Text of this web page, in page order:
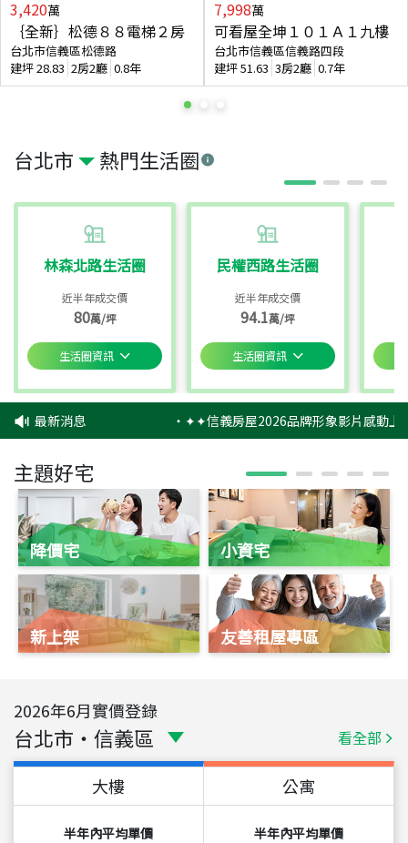
台北市 熱門生活圈
林森北路生活圈
近半年成交價
80萬/坪
生活圈資訊
民權西路生活圈
近半年成交價
94.1萬/坪
生活圈資訊
3,420萬
｛全新｝松德８８電梯２房
台北市信義區松德路
建坪28.83 2房2廳 0.8年
7,998萬
可看屋全坤１０１Ａ１九樓
台北市信義區信義路四段
建坪51.63 3房2廳 0.7年
最新消息 ‧✦✦信義房屋2026品牌形象影片感動上
主題好宅
降價宅
新上架
小資宅
友善租屋專區
2026年6月實價登錄
台北市 ・ 信義區 看全部
大樓
半年內平均單價
公寓
半年內平均單價